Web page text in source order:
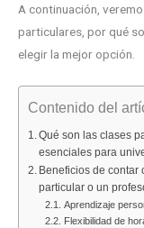
A continuación,
particulares, por qué
elegir la mejor opción.
Contenido del
Qué son las clases
esenciales para
Beneficios de contar
particular o un
Aprendizaje
Flexibilidad de